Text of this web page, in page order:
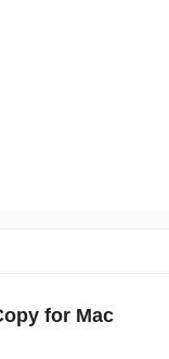
for Mac